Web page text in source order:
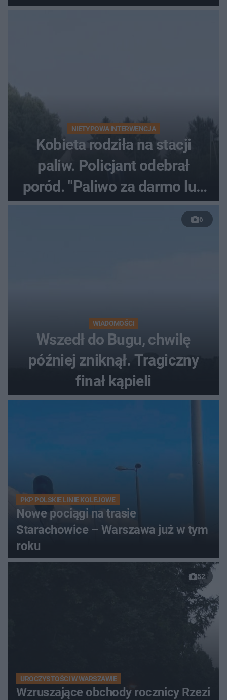
NIETYPOWA INTERWENCJA
Kobieta rodziła na stacji
paliw. Policjant odebrał
poród. "Paliwo za darmo lub
50 %!"
6
WIADOMOŚCI
Wszedł do Bugu, chwilę
później zniknął. Tragiczny
finał kąpieli
PKP POLSKIE LINIE KOLEJOWE
Nowe pociągi na trasie
Starachowice – Warszawa już w tym
roku
52
UROCZYSTOŚCI W WARSZAWIE
Wzruszające obchody rocznicy Rzezi